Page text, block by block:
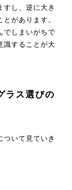
すし、逆に大き
があります。
でしまいがちで
識することが大
ラス選びの
ついて見ていき